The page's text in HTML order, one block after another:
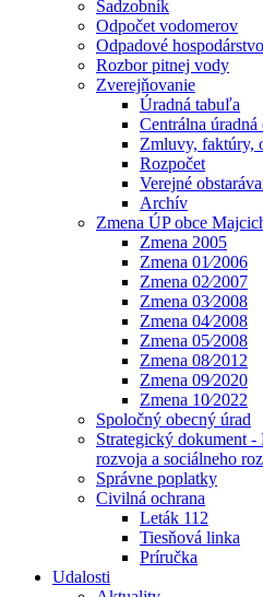
Sadzobník
Odpočet vodomerov
Odpadové hospodárstvo
Rozbor pitnej vody
Zverejňovanie
Úradná tabuľa
Centrálna
Zmluvy, faktúry,
Rozpočet
Verejné
Archív
Zmena ÚP obce
Zmena 2005
Zmena 01⁄2006
Zmena 02⁄2007
Zmena 03⁄2008
Zmena 04⁄2008
Zmena 05⁄2008
Zmena 08⁄2012
Zmena 09⁄2020
Zmena 10⁄2022
Spoločný obecný úrad
Strategický dokument -
rozvoja a sociálneho
Správne poplatky
Civilná ochrana
Leták 112
Tiesňová linka
Príručka
Udalosti